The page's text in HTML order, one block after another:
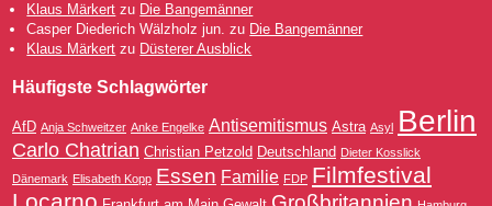
Klaus Märkert zu Die Bangemänner
Casper Diederich Wälzholz jun. zu Die Bangemänner
Klaus Märkert zu Düsterer Ausblick
Häufigste Schlagwörter
AfD Anja Schweitzer Anke Engelke Antisemitismus Astra Asyl Berlin
Carlo Chatrian Christian Petzold Deutschland Dieter Kosslick
Dänemark Elisabeth Kopp Essen Familie FDP Filmfestival